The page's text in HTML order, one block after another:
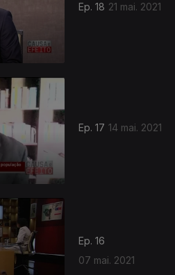
Ep. 18 21 mai. 2021
Ep. 17 14 mai. 2021
Ep. 16
07 mai. 2021